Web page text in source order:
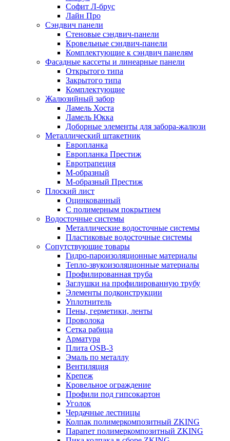
Софит Л-брус
Лайн Про
Сэндвич панели
Стеновые сэндвич-панели
Кровельные сэндвич-панели
Комплектующие к сэндвич панелям
Фасадные кассеты и линеарные панели
Открытого типа
Закрытого типа
Комплектующие
Жалюзийный забор
Ламель Хоста
Ламель Юкка
Доборные элементы для забора-жалюзи
Металлический штакетник
Европланка
Европланка Престиж
Евротрапеция
М-образный
М-образный Престиж
Плоский лист
Оцинкованный
С полимерным покрытием
Водосточные системы
Металлические водосточные системы
Пластиковые водосточные системы
Сопутствующие товары
Гидро-пароизоляционные материалы
Тепло-звукоизоляционные материалы
Профилированная труба
Заглушки на профилированную трубу
Элементы подконструкции
Уплотнитель
Пены, герметики, ленты
Проволока
Сетка рабица
Арматура
Плита OSB-3
Эмаль по металлу
Вентиляция
Крепеж
Кровельное ограждение
Профили под гипсокартон
Уголок
Чердачные лестницы
Колпак полимеркомпозитный ZKING
Парапет полимеркомпозитный ZKING